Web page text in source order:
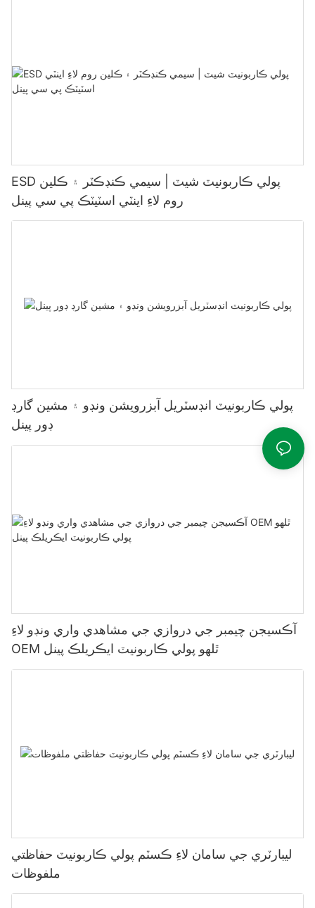
ESD پولي ڪاربونيٽ شيٽ | سيمي ڪنڊڪٽر ۽ ڪلين
روم لاءِ اينٽي اسٽيٽڪ پي سي پينل
پولي ڪاربونيٽ انڊسٽريل آبزرويشن ونڊو ۽ مشين گارڊ
ڊور پينل
آڪسيجن چيمبر جي دروازي جي مشاهدي واري ونڊو لاءِ
OEM ٿلهو پولي ڪاربونيٽ ايڪريلڪ پينل
ليبارٽري جي سامان لاءِ ڪسٽم پولي ڪاربونيٽ حفاظتي
ملفوظات